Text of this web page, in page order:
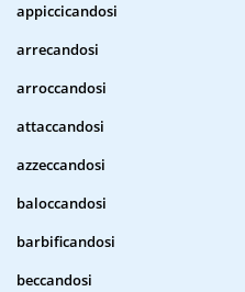
appiccicandosi
arrecandosi
arroccandosi
attaccandosi
azzeccandosi
baloccandosi
barbificandosi
beccandosi